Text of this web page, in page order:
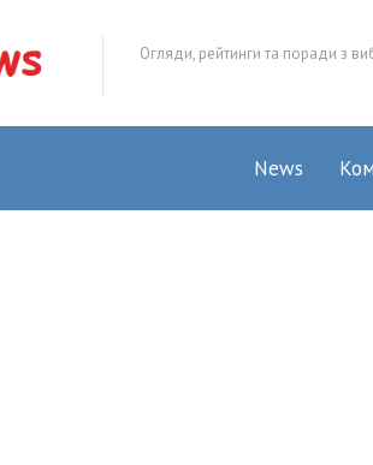
Огляди, рейтинги та поради з
News